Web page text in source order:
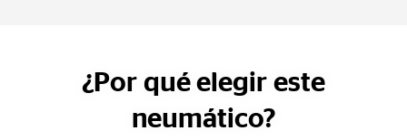
¿Por qué elegir este
neumático?